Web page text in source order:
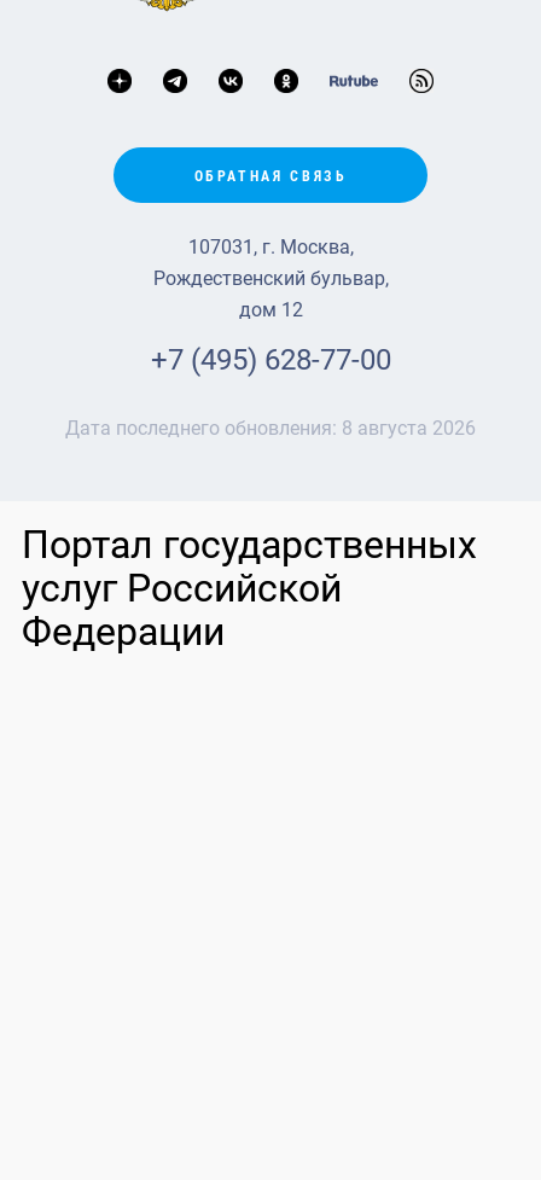
ОБРАТНАЯ СВЯЗЬ
107031, г. Москва,
Рождественский бульвар,
дом 12
+7 (495) 628-77-00
Дата последнего обновления: 8 августа 2026
Портал государственных
услуг Российской
Федерации